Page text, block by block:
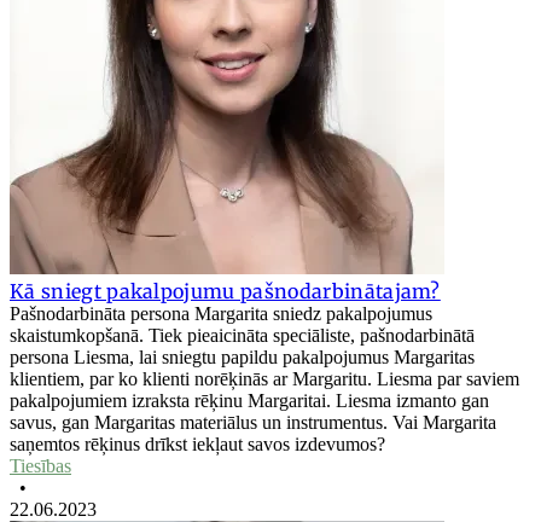
Kā sniegt pakalpojumu pašnodarbinātajam?
Pašnodarbināta persona Margarita sniedz pakalpojumus
skaistumkopšanā. Tiek pieaicināta speciāliste, pašnodarbinātā
persona Liesma, lai sniegtu papildu pakalpojumus Margaritas
klientiem, par ko klienti norēķinās ar Margaritu. Liesma par saviem
pakalpojumiem izraksta rēķinu Margaritai. Liesma izmanto gan
savus, gan Margaritas materiālus un instrumentus. Vai Margarita
saņemtos rēķinus drīkst iekļaut savos izdevumos?
Tiesības
•
22.06.2023